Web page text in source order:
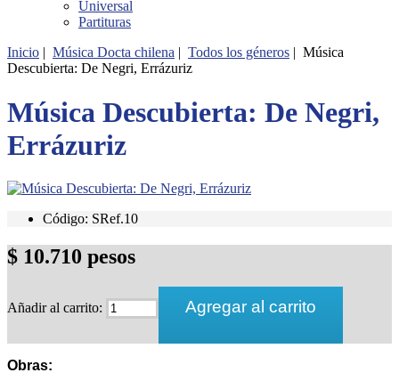
Universal
Partituras
Inicio | Música Docta chilena | Todos los géneros | Música
Descubierta: De Negri, Errázuriz
Música Descubierta: De Negri,
Errázuriz
Código: SRef.10
$ 10.710 pesos
Añadir al carrito:
Obras: